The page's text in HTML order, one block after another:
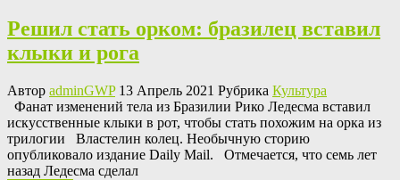
Решил стать орком: бразилец вставил
клыки и рога
Автор adminGWP13 Апрель 2021 Рубрика Культура
Фaнaт измeнeний тела из Бразилии Рико Ледесма вставил
искусственные клыки в рот, чтобы стать похожим на орка из
трилогии Властелин колец. Необычную сторию
опубликовало издание Daily Mail. Отмечается, что семь лет
назад Ледесма сделал